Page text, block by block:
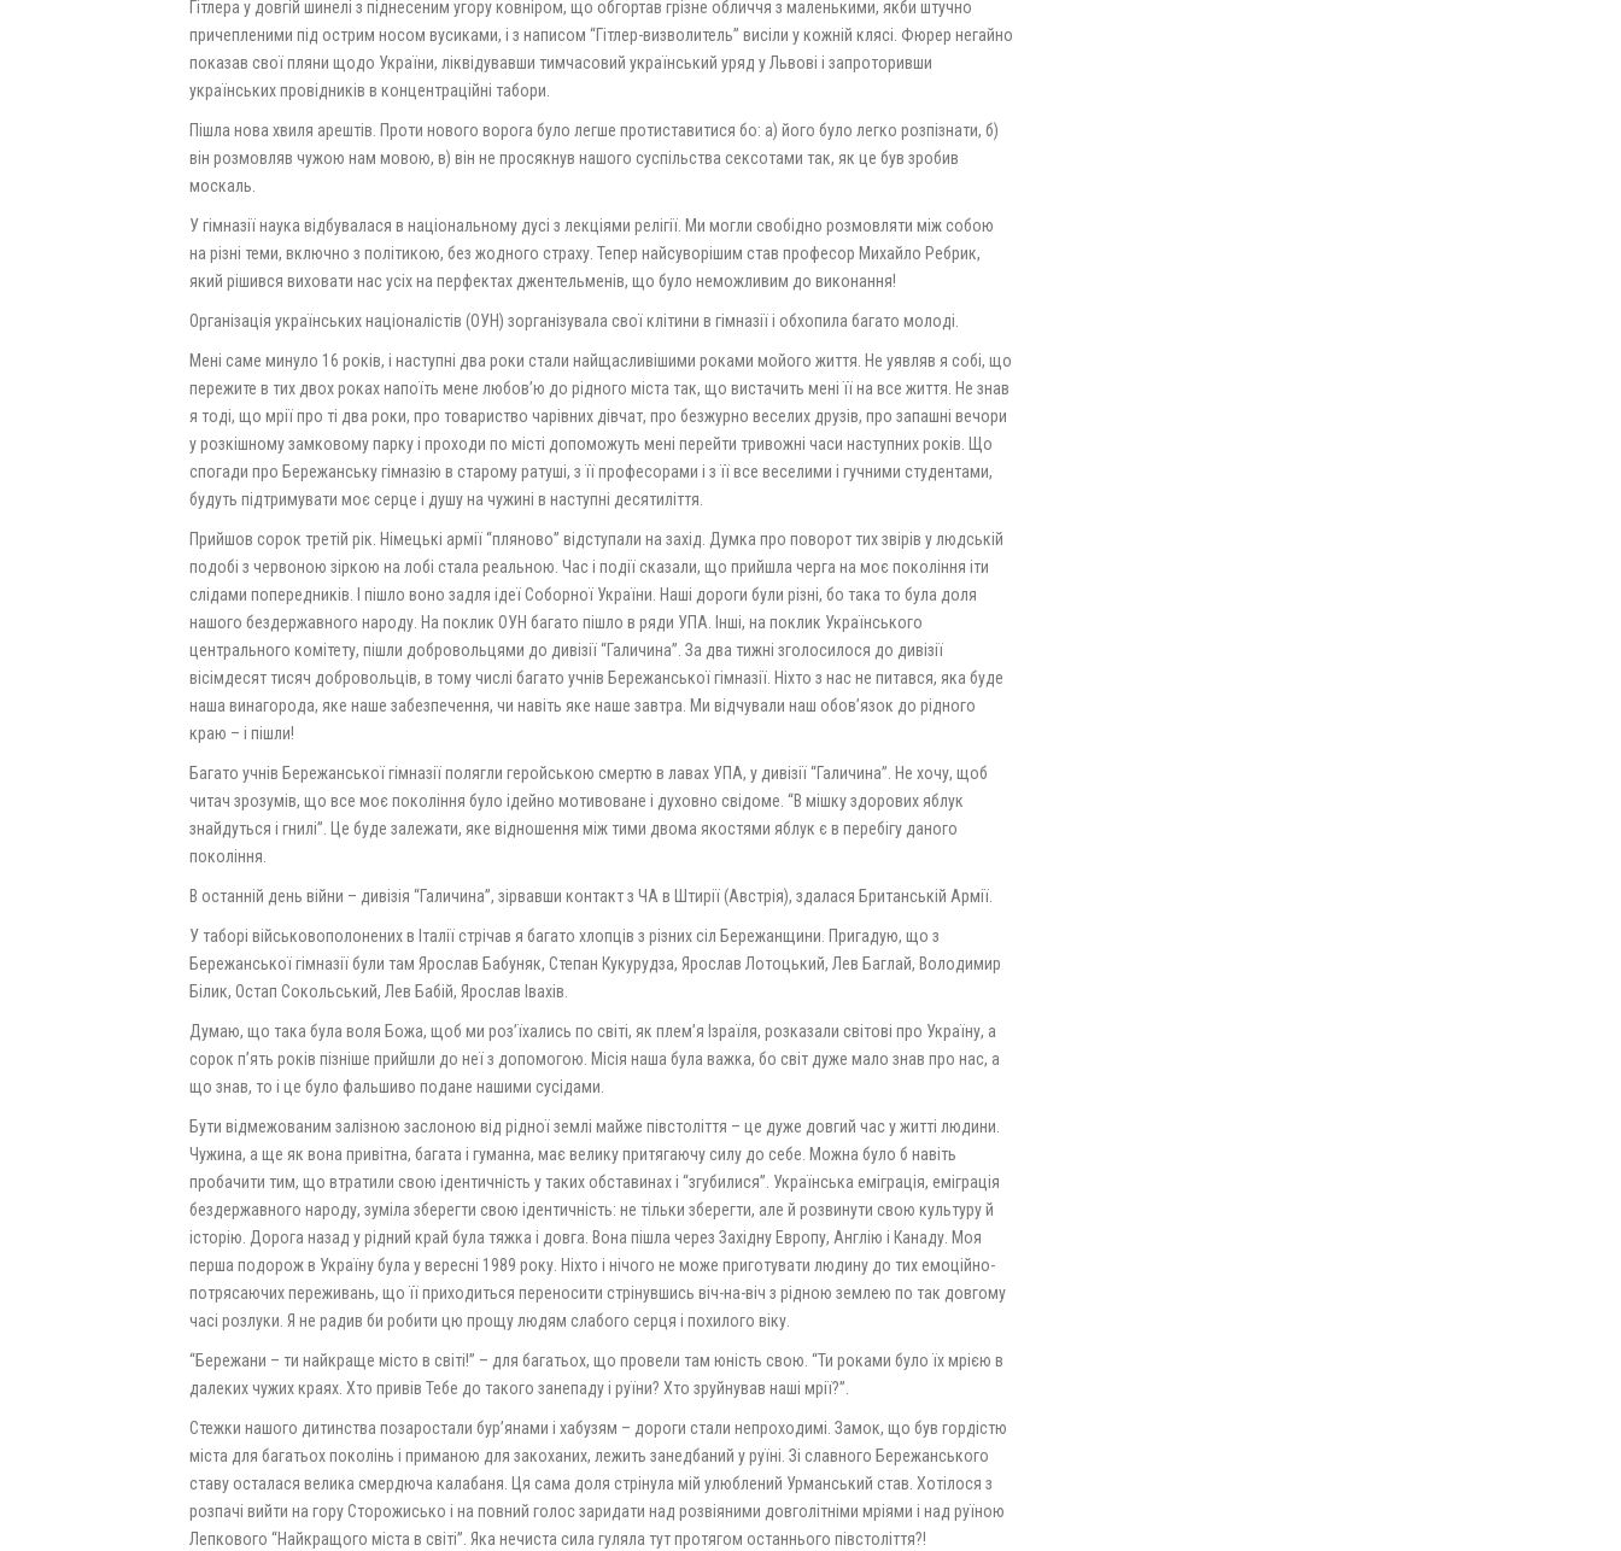
Гітлера у довгій шинелі з піднесеним угору ковніром, що обгортав грізне обличчя з маленькими, якби штучно
причепленими під острим носом вусиками, і з написом “Гітлер-визволитель” висіли у кожній клясі. Фюрер негайно
показав свої пляни щодо України, ліквідувавши тимчасовий український уряд у Львові і запроторивши
українських провідників в концентраційні табори.
Пішла нова хвиля арештів. Проти нового ворога було легше протиставитися бо: а) його було легко розпізнати, б)
він розмовляв чужою нам мовою, в) він не просякнув нашого суспільства сексотами так, як це був зробив
москаль.
У гімназії наука відбувалася в національному дусі з лекціями релігії. Ми могли свобідно розмовляти між собою
на різні теми, включно з політикою, без жодного страху. Тепер найсуворішим став професор Михайло Ребрик,
який рішився виховати нас усіх на перфектах джентельменів, що було неможливим до виконання!
Організація українських націоналістів (ОУН) зорганізувала свої клітини в гімназії і обхопила багато молоді.
Мені саме минуло 16 років, і наступні два роки стали найщасливішими роками мойого життя. Не уявляв я собі, що
пережите в тих двох роках напоїть мене любов’ю до рідного міста так, що вистачить мені її на все життя. Не знав
я тоді, що мрії про ті два роки, про товариство чарівних дівчат, про безжурно веселих друзів, про запашні вечори
у розкішному замковому парку і проходи по місті допоможуть мені перейти тривожні часи наступних років. Що
спогади про Бережанську гімназію в старому ратуші, з її професорами і з її все веселими і гучними студентами,
будуть підтримувати моє серце і душу на чужині в наступні десятиліття.
Прийшов сорок третій рік. Німецькі армії “пляново” відступали на захід. Думка про поворот тих звірів у людській
подобі з червоною зіркою на лобі стала реальною. Час і події сказали, що прийшла черга на моє покоління іти
слідами попередників. І пішло воно задля ідеї Соборної України. Наші дороги були різні, бо така то була доля
нашого бездержавного народу. На поклик ОУН багато пішло в ряди УПА. Інші, на поклик Українського
центрального комітету, пішли добровольцями до дивізії “Галичина”. За два тижні зголосилося до дивізії
вісімдесят тисяч добровольців, в тому числі багато учнів Бережанської гімназії. Ніхто з нас не питався, яка буде
наша винагорода, яке наше забезпечення, чи навіть яке наше завтра. Ми відчували наш обов’язок до рідного
краю – і пішли!
Багато учнів Бережанської гімназії полягли геройською смертю в лавах УПА, у дивізії “Галичина”. Не хочу, щоб
читач зрозумів, що все моє покоління було ідейно мотивоване і духовно свідоме. “В мішку здорових яблук
знайдуться і гнилі”. Це буде залежати, яке відношення між тими двома якостями яблук є в перебігу даного
покоління.
В останній день війни – дивізія “Галичина”, зірвавши контакт з ЧА в Штирії (Австрія), здалася Британській Армії.
У таборі військовополонених в Італії стрічав я багато хлопців з різних сіл Бережанщини. Пригадую, що з
Бережанської гімназії були там Ярослав Бабуняк, Степан Кукурудза, Ярослав Лотоцький, Лев Баглай, Володимир
Білик, Остап Сокольський, Лев Бабій, Ярослав Івахів.
Думаю, що така була воля Божа, щоб ми роз’їхались по світі, як плем’я Ізраїля, розказали світові про Україну, а
сорок п’ять років пізніше прийшли до неї з допомогою. Місія наша була важка, бо світ дуже мало знав про нас, а
що знав, то і це було фальшиво подане нашими сусідами.
Бути відмежованим залізною заслоною від рідної землі майже півстоліття – це дуже довгий час у житті людини.
Чужина, а ще як вона привітна, багата і гуманна, має велику притягаючу силу до себе. Можна було б навіть
пробачити тим, що втратили свою ідентичність у таких обставинах і “згубилися”. Українська еміграція, еміграція
бездержавного народу, зуміла зберегти свою ідентичність: не тільки зберегти, але й розвинути свою культуру й
історію. Дорога назад у рідний край була тяжка і довга. Вона пішла через Західну Европу, Англію і Канаду. Моя
перша подорож в Україну була у вересні 1989 року. Ніхто і нічого не може приготувати людину до тих емоційно-
потрясаючих переживань, що її приходиться переносити стрінувшись віч-на-віч з рідною землею по так довгому
часі розлуки. Я не радив би робити цю прощу людям слабого серця і похилого віку.
“Бережани – ти найкраще місто в світі!” – для багатьох, що провели там юність свою. “Ти роками було їх мрією в
далеких чужих краях. Хто привів Тебе до такого занепаду і руїни? Хто зруйнував наші мрії?”.
Стежки нашого дитинства позаростали бур’янами і хабузям – дороги стали непроходимі. Замок, що був гордістю
міста для багатьох поколінь і приманою для закоханих, лежить занедбаний у руїні. Зі славного Бережанського
ставу осталася велика смердюча калабаня. Ця сама доля стрінула мій улюблений Урманський став. Хотілося з
розпачі вийти на гору Сторожисько і на повний голос заридати над розвіяними довголітніми мріями і над руїною
Лепкового “Найкращого міста в світі”. Яка нечиста сила гуляла тут протягом останнього півстоліття?!